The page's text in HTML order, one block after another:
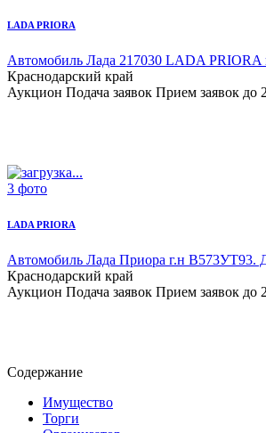
LADA PRIORA
Автомобиль Лада 217030 LADA PRIORA
Краснодарский край
Аукцион Подача заявок Прием заявок до
3 фото
LADA PRIORA
Автомобиль Лада Приора г.н В573УТ93.
Краснодарский край
Аукцион Подача заявок Прием заявок до
Содержание
Имущество
Торги